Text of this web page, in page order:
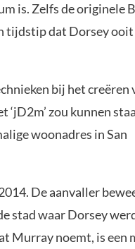
is. Zelfs de originele
tijdstip dat Dorsey
bij het creëren
‘jD2m’ zou kunnen
woonadres in San
De aanvaller
stad waar Dorsey
Murray noemt, is een